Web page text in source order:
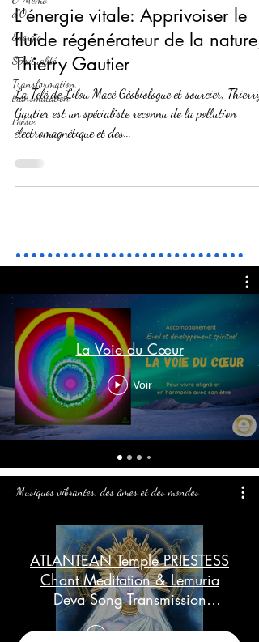
d'Or
Energie
Spiritualité
Transformation,
transmutation
Poésie
L'énergie vitale: Apprivoiser le
fluide régénérateur de la nature,
Thierry Gautier
La Télé de Lilou Macé Géobiologue et sourcier, Thierry
Gautier est un spécialiste reconnu de la pollution
électromagnétique et des...
La Voie du Cœur
Voir
Musiques vibrantes, des âmes et des mondes
ATLANTEAN Temple PRIESTESS
Chant Meditation & Lemuria
Deva Song Transmission
(Goddess Frequency)
Lire la vidéo